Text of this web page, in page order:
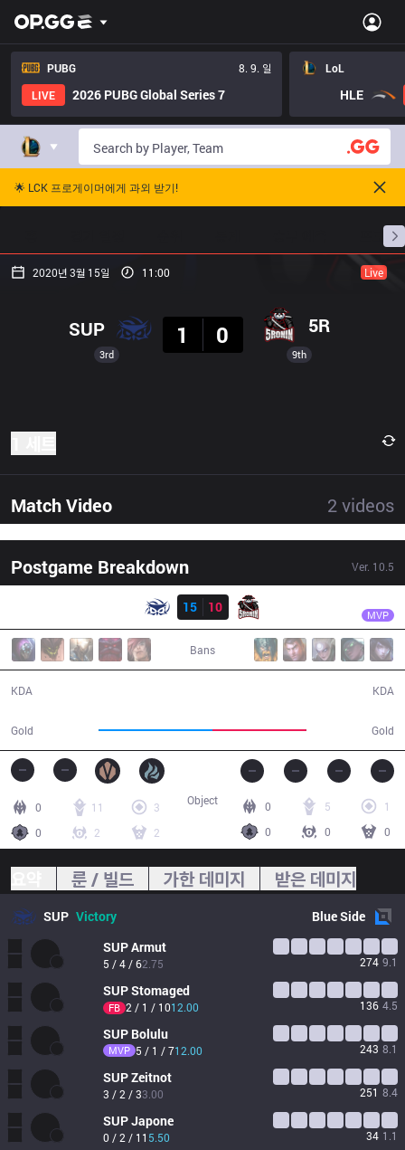
PUBG
8. 9. 일
LIVE
2026 PUBG Global Series 7
LoL
HLE
🌟 LCK 프로게이머에게 과외 받기!
프로빌
2020년 3월 15일 11:00 Live
3rd
SUP
1
0 5R
9th
Match Video 2 videos
Postgame Breakdown Ver. 10.5
15
10 MVP
Bans
KDA
Gold Gold
KDA
0 11
3
0
2 2
0 5
1
0
0 0
Object
룬 / 빌드 가한 데미지 받은 데미지
SUP Victory BlueSide
SUPArmut
5 / 4 / 62.75 274 9.1
SUPStomaged
FB 2 / 1 / 1012.00 136 4.5
SUP Bolulu
MVP 5 / 1 / 712.00 243 8.1
SUPZeitnot
3 / 2 / 33.00 251 8.4
SUPJapone
0 / 2 / 11 5.50 34 1.1